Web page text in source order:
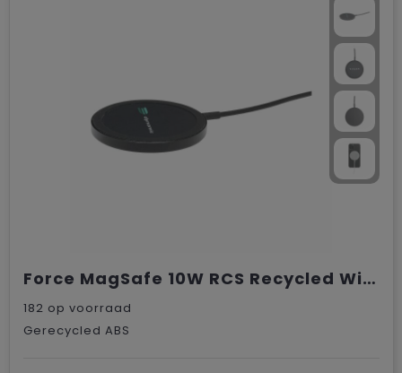
Force MagSafe 10W RCS Recycled Wireless Charger
182 op voorraad
Gerecycled ABS